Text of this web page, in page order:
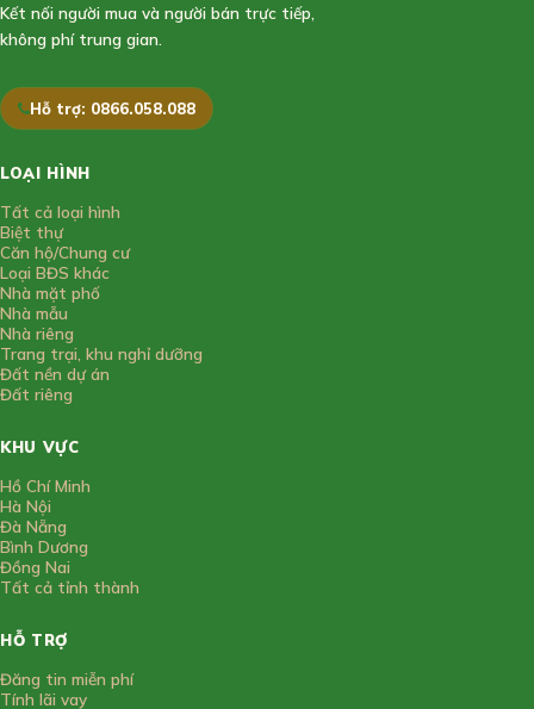
Kết nối người mua và người bán trực tiếp,
không phí trung gian.
Hỗ trợ: 0866.058.088
LOẠI HÌNH
Tất cả loại hình
Biệt thự
Căn hộ/Chung cư
Loại BĐS khác
Nhà mặt phố
Nhà mẫu
Nhà riêng
Trang trại, khu nghỉ dưỡng
Đất nền dự án
Đất riêng
KHU VỰC
Hồ Chí Minh
Hà Nội
Đà Nẵng
Bình Dương
Đồng Nai
Tất cả tỉnh thành
HỖ TRỢ
Đăng tin miễn phí
Tính lãi vay